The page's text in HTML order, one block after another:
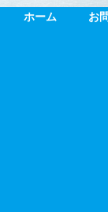
ホーム お